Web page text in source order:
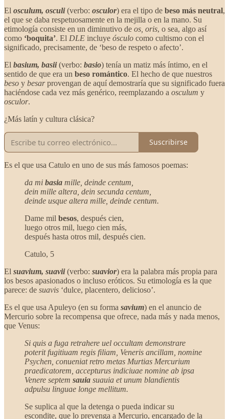
El osculum, osculi(verbo: osculor) era el tipo de beso más neutral,
el que se daba respetuosamente en la mejilla o en la mano. Su
etimología consiste en un diminutivo de os, oris, o sea, algo así
como ‘boquita’. El DLE incluye ósculo como cultismo con el
significado, precisamente, de ‘beso de respeto o afecto’.
El basium, basii(verbo: basio) tenía un matiz más íntimo, en el
sentido de que era un beso romántico. El hecho de que nuestros
beso y besarprovengan de aquí demostraría que su significado fuera
haciéndose cada vez más genérico, reemplazando a osculum y
osculor.
¿Más latín y cultura clásica?
Suscribirse
Es el que usa Catulo en uno de sus más famosos poemas:
da mi basia mille, deinde centum,
dein mille altera, dein secunda centum,
deinde usque altera mille, deinde centum.
Dame mil besos, después cien,
luego otros mil, luego cien más,
después hasta otros mil, después cien.
Catulo, 5
El suavium, suavii(verbo: suavior) era la palabra más propia para
los besos apasionados o incluso eróticos. Su etimología es la que
parece: de suavis ‘dulce, placentero, delicioso’.
Es el que usa Apuleyo (en su forma savium) en el anuncio de
Mercurio sobre la recompensa que ofrece, nada más y nada menos,
que Venus:
Si quis a fuga retrahere uel occultam demonstrare
poterit fugitiuam regis filiam, Veneris ancillam, nomine
Psychen, conueniat retro metas Murtias Mercurium
praedicatorem, accepturus indiciuae nomine ab ipsa
Venere septem sauia suauia et unum blandientis
adpulsu linguae longe mellitum.
Se suplica al que la detenga o pueda indicar su
escondite, que lo prevenga a Mercurio, encargado de la